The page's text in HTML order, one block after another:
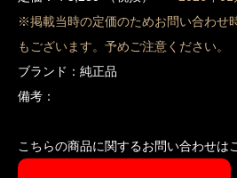
※掲載当時の定価のためお問い合わせ
もございます。予めご注意ください。
ブランド：純正品
備考：
こちらの商品に関するお問い合わせは